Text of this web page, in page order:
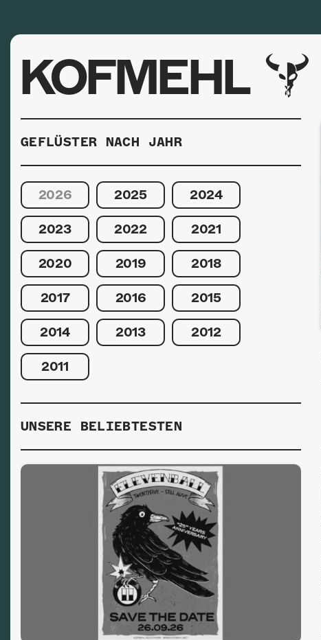
KOFMEHL
GEFLÜSTER NACH JAHR
2026 2025 2024
2023 2022 2021
2020 2019 2018
2017 2016 2015
2014 2013 2012
2011
UNSERE BELIEBTESTEN